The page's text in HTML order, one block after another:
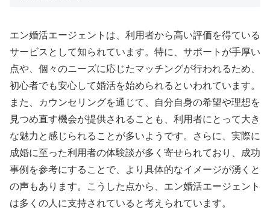
エン婚活エージェントは、利用者から高い評価を得ている
サービスとして知られています。特に、サポートが手厚い
点や、個々のニーズに応じたマッチングが行われるため、
初心者でも安心して婚活を始められるといわれています。
また、カウンセリングを通じて、自分自身の希望や理想を
見つめ直す機会が提供されることも、利用者にとって大き
な魅力と感じられることが多いようです。さらに、実際に
成婚に至った利用者の体験談が多く寄せられており、成功
事例を参考にすることで、より具体的なイメージが湧くと
の声もあります。こうした点から、エン婚活エージェント
は多くの人に支持されていると考えられています。